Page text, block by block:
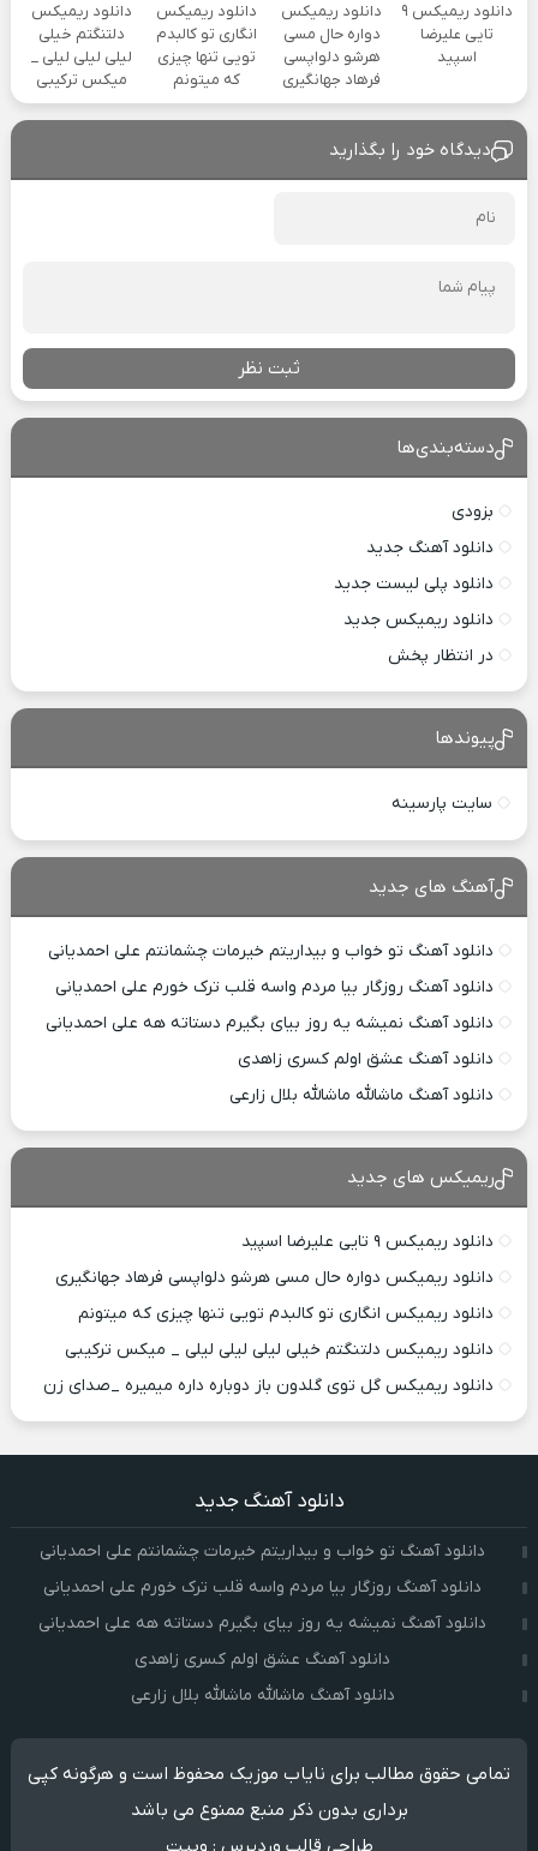
دانلود ریمیکس ۹
تایی علیرضا
اسپید
دانلود ریمیکس
دواره حال مسی
هرشو دلواپسی
فرهاد جهانگیری
دانلود ریمیکس
انگاری تو کالبدم
تویی تنها چیزی
که میتونم
دانلود ریمیکس
دلتنگتم خیلی
لیلی لیلی لیلی _
میکس ترکیبی
دیدگاه خود را بگذارید
ثبت نظر
دسته‌بندی‌ها
بزودی
دانلود آهنگ جدید
دانلود پلی لیست جدید
دانلود ریمیکس جدید
در انتظار پخش
پیوندها
سایت پارسینه
آهنگ های جدید
دانلود آهنگ تو خواب و بیداریتم خیرمات چشمانتم علی احمدیانی
دانلود آهنگ روزگار بیا مردم واسه قلب ترک خورم علی احمدیانی
دانلود آهنگ نمیشه یه روز بیای بگیرم دستاته هه علی احمدیانی
دانلود آهنگ عشق اولم کسری زاهدی
دانلود آهنگ ماشالله ماشالله بلال زارعی
ریمیکس های جدید
دانلود ریمیکس ۹ تایی علیرضا اسپید
دانلود ریمیکس دواره حال مسی هرشو دلواپسی فرهاد جهانگیری
دانلود ریمیکس انگاری تو کالبدم تویی تنها چیزی که میتونم
دانلود ریمیکس دلتنگتم خیلی لیلی لیلی لیلی _ میکس ترکیبی
دانلود ریمیکس گل توی گلدون باز دوباره داره میمیره _صدای زن
دانلود آهنگ جدید
دانلود آهنگ تو خواب و بیداریتم خیرمات چشمانتم علی احمدیانی
دانلود آهنگ روزگار بیا مردم واسه قلب ترک خورم علی احمدیانی
دانلود آهنگ نمیشه یه روز بیای بگیرم دستاته هه علی احمدیانی
دانلود آهنگ عشق اولم کسری زاهدی
دانلود آهنگ ماشالله ماشالله بلال زارعی
تمامی حقوق مطالب برای نایاب موزیک محفوظ است و هرگونه کپی
برداری بدون ذکر منبع ممنوع می باشد